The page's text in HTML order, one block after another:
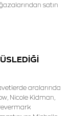
satın
aralarında
Nicole Kidman,